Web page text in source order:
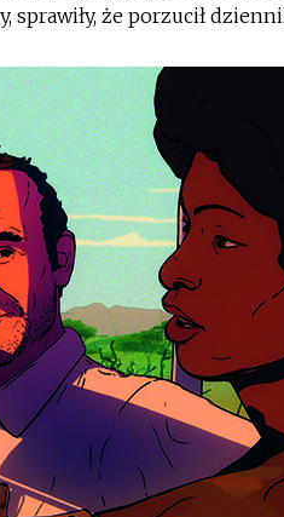
sprawiły, że porzucił